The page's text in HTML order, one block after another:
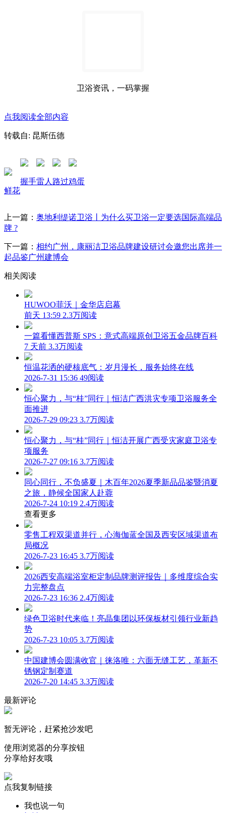
卫浴资讯，一码掌握
点我阅读全部内容
转载自: 昆斯伍德
鲜花
握手雷人 路过鸡蛋
上一篇： 奥地利缇诺卫浴丨为什么买卫浴一定要选国际高端品
牌 ?
下一篇： 相约广州，康丽洁卫浴品牌建设研讨会邀您出席并一
起品鉴广州建博会
相关阅读
HUWOO菲沃｜金华店启幕
前天 13:59 2.3万阅读
一篇看懂西普斯 SPS：意式高端原创卫浴五金品牌百科
7 天前 3.3万阅读
恒温花洒的硬核底气：岁月漫长，服务始终在线
2026-7-31 15:36 49阅读
恒心聚力，与“桂”同行｜恒洁广西洪灾专项卫浴服务全
面推进
2026-7-29 09:23 3.7万阅读
恒心聚力，与“桂”同行｜恒洁开展广西受灾家庭卫浴专
项服务
2026-7-27 09:16 3.7万阅读
同心同行，不负盛夏｜木百年2026夏季新品品鉴暨消夏
之旅，静候全国家人赴蓉
2026-7-24 10:19 2.4万阅读
查看更多
零售工程双渠道并行，心海伽蓝全国及西安区域渠道布
局概况
2026-7-23 16:45 3.7万阅读
2026西安高端浴室柜定制品牌测评报告｜多维度综合实
力完整盘点
2026-7-23 16:36 2.4万阅读
绿色卫浴时代来临！亮晶集团以环保板材引领行业新趋
势
2026-7-23 10:05 3.7万阅读
中国建博会圆满收官｜徕洛唯：六面无缝工艺，革新不
锈钢定制赛道
2026-7-20 14:45 3.3万阅读
最新评论
暂无评论，赶紧抢沙发吧
使用浏览器的分享按钮
分享给好友哦
点我复制链接
我也说一句